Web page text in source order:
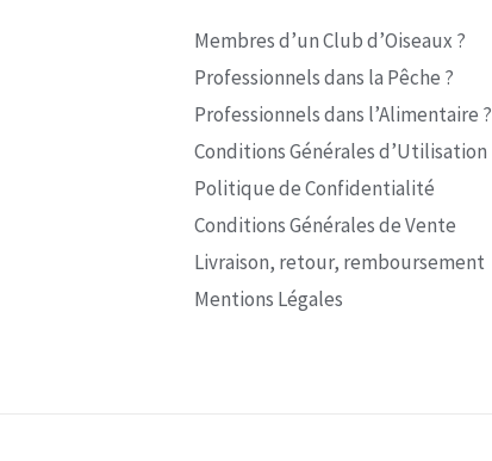
Membres d’un Club d’Oiseaux ?
Professionnels dans la Pêche ?
Professionnels dans l’Alimentaire ?
Conditions Générales d’Utilisation
Politique de Confidentialité
Conditions Générales de Vente
Livraison, retour, remboursement
Mentions Légales